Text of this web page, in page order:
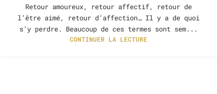
Retour amoureux, retour affectif, retour de
l’être aimé, retour d’affection… Il y a de quoi
s’y perdre. Beaucoup de ces termes sont sem...
CONTINUER LA LECTURE